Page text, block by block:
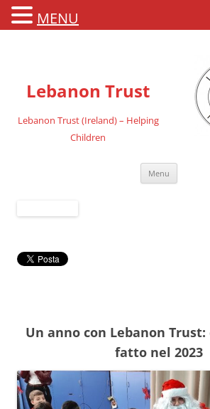
Lebanon Trust
Lebanon Trust (Ireland) – Helping
Children
Menu
Un anno con Lebanon Trust:
fatto nel 2023
MENU